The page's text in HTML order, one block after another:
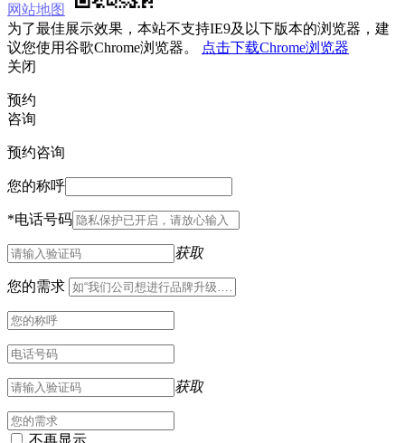
网站地图
为了最佳展示效果，本站不支持IE9及以下版本的浏览器，建
议您使用谷歌Chrome浏览器。
点击下载Chrome浏览器
关闭
预约
咨询
预约咨询
您的称呼
*电话号码
获取
您的需求
获取
不再显示